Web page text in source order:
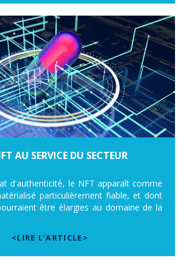
AU SERVICE DU SECTEUR
d'authenticité, le NFT apparaît comme
particulièrement fiable, et dont
être élargies au domaine de la
<LIRE L’ARTICLE>